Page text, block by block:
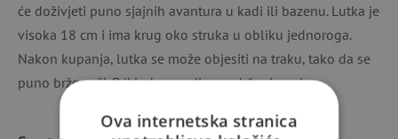
će doživjeti puno sjajnih avantura u kadi ili bazenu. Lutka je
visoka 18 cm i ima krug oko struka u obliku jednoroga.
Nakon kupanja, lutka se može objesiti na traku, tako da se
puno brže suši. Prikladno za djecu od 6 mjeseci.
Ova internetska stranica